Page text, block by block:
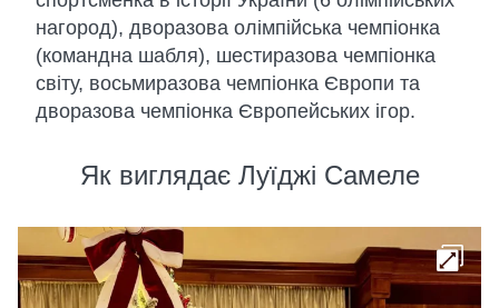
нагород), дворазова олімпійська чемпіонка
(командна шабля), шестиразова чемпіонка
світу, восьмиразова чемпіонка Європи та
дворазова чемпіонка Європейських ігор.
Як виглядає Луїджі Самеле